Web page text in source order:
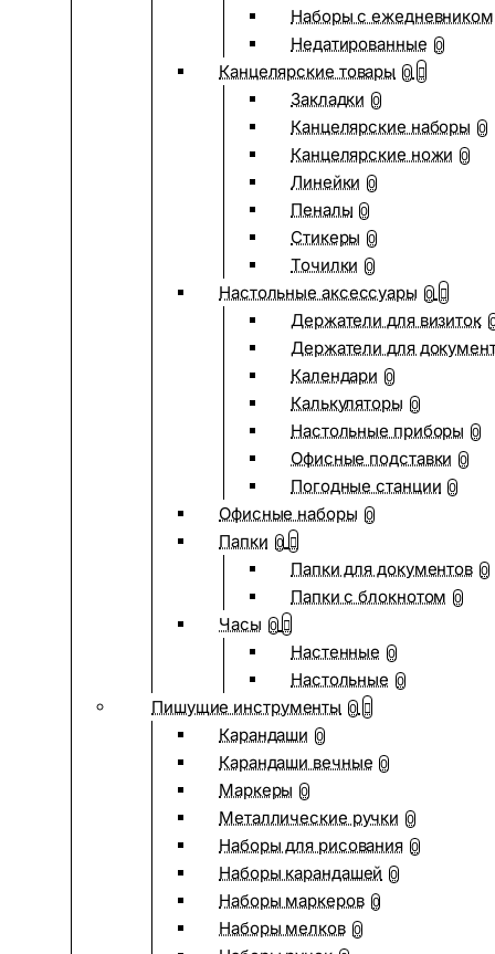
Наборы с ежедневником
Недатированные 0
Канцелярские товары 0
Закладки 0
Канцелярские наборы 0
Канцелярские ножи 0
Линейки 0
Пеналы 0
Стикеры 0
Точилки 0
Настольные аксессуары 0
Держатели для визиток
Держатели для
Календари 0
Калькуляторы 0
Настольные приборы 0
Офисные подставки 0
Погодные станции 0
Офисные наборы 0
Папки 0
Папки для документов 0
Папки с блокнотом 0
Часы 0
Настенные 0
Настольные 0
Пишущие инструменты 0
Карандаши 0
Карандаши вечные 0
Маркеры 0
Металлические ручки 0
Наборы для рисования 0
Наборы карандашей 0
Наборы маркеров 0
Наборы мелков 0